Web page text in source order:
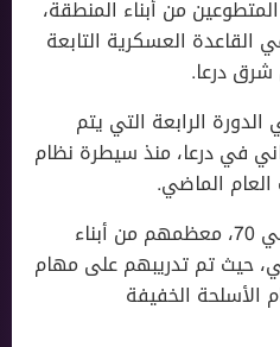
من أبناء المنطقة،
العسكرية التابعة
درعا.
الرابعة التي يتم
في درعا، منذ سيطرة نظام
الماضي.
ويبلغ عدد عناصر الدفعة حوالي 70، معظمهم من أبناء
حيث تم تدريبهم على مهام
الأسلحة الخفيفة